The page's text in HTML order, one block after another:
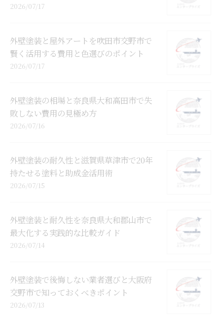
2026/07/17
外壁塗装と屋外アートを吹田市交野市で
賢く活用する費用と色選びのポイント
2026/07/17
外壁塗装の相場と奈良県大和高田市で失
敗しない費用の見極め方
2026/07/16
外壁塗装の耐久性と滋賀県草津市で20年
持たせる塗料と助成金活用術
2026/07/15
外壁塗装と耐久性を奈良県大和郡山市で
最大化する実践的な比較ガイド
2026/07/14
外壁塗装で後悔しない業者選びと大阪府
交野市で知っておくべきポイント
2026/07/13